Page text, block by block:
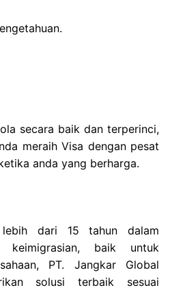
secara baik dan terperinci,
meraih Visa dengan pesat
anda yang berharga.
lebih dari 15 tahun dalam
keimigrasian, baik untuk
PT. Jangkar Global
solusi terbaik sesuai